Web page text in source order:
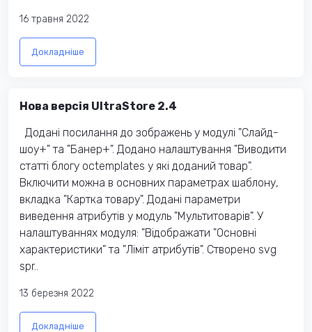
16 травня 2022
Докладніше
Нова версія UltraStore 2.4
Додані посилання до зображень у модулі "Слайд-
шоу+" та "Банер+". Додано налаштування "Виводити
статті блогу octemplates у які доданий товар".
Включити можна в основних параметрах шаблону,
вкладка "Картка товару". Додані параметри
виведення атрибутів у модуль "Мультитоварів". У
налаштуваннях модуля: "Відображати "Основні
характеристики" та "Ліміт атрибутів". Створено svg
spr..
13 березня 2022
Докладніше